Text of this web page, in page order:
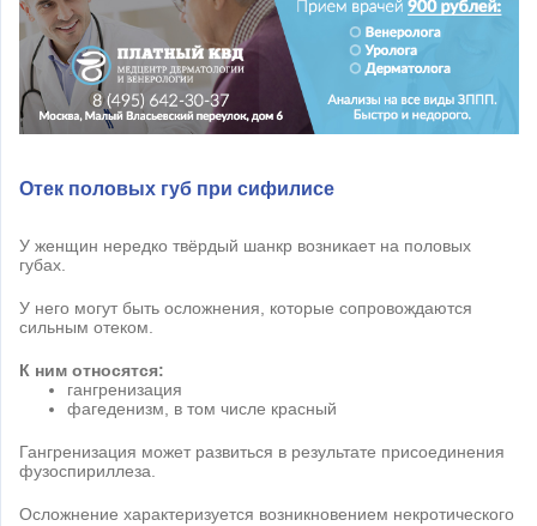
Отек половых губ при сифилисе
У женщин нередко твёрдый шанкр возникает на половых
губах.
У него могут быть осложнения, которые сопровождаются
сильным отеком.
К ним относятся:
гангренизация
фагеденизм, в том числе красный
Гангренизация может развиться в результате присоединения
фузоспириллеза.
Осложнение характеризуется возникновением некротического